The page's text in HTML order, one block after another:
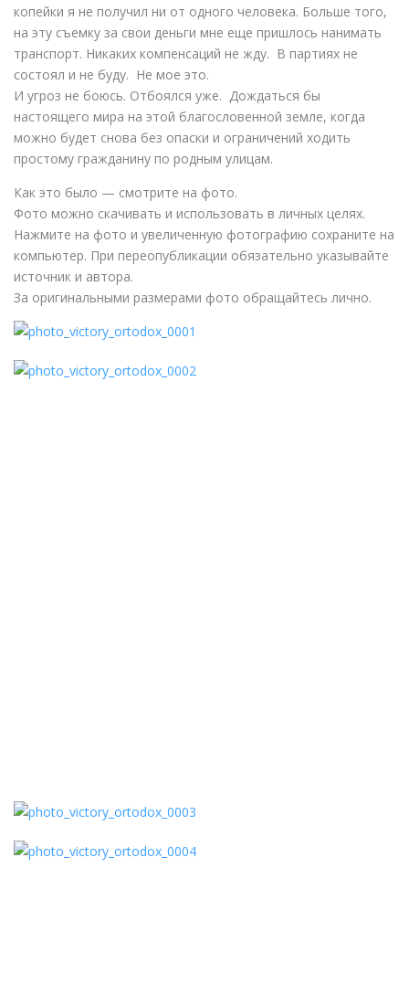
копейки я не получил ни от одного человека. Больше того,
на эту съемку за свои деньги мне еще пришлось нанимать
транспорт. Никаких компенсаций не жду. В партиях не
состоял и не буду. Не мое это.
И угроз не боюсь. Отбоялся уже. Дождаться бы
настоящего мира на этой благословенной земле, когда
можно будет снова без опаски и ограничений ходить
простому гражданину по родным улицам.
Как это было — смотрите на фото.
Фото можно скачивать и использовать в личных целях.
Нажмите на фото и увеличенную фотографию сохраните на
компьютер. При переопубликации обязательно указывайте
источник и автора.
За оригинальными размерами фото обращайтесь лично.